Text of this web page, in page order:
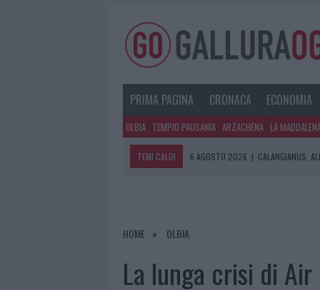
PRIMA PAGINA CRONACA ECONOMIA
OLBIA TEMPIO PAUSANIA ARZACHENA LA
TEMI CALDI 6 AGOSTO 2026 | CALANGIANUS,
PER I TRATTAMENTI LASER NON INVASIVI
6 AGOSTO 2026 | ANDREA MURA CONQUISTA
HOME OLBIA
La lunga crisi di